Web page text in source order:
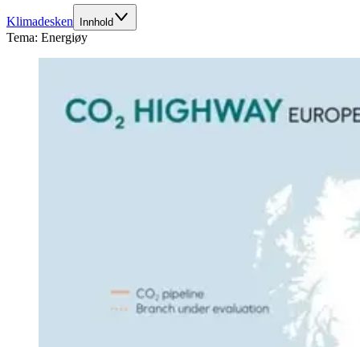
Klimadesken Innhold
Tema: Energiøy